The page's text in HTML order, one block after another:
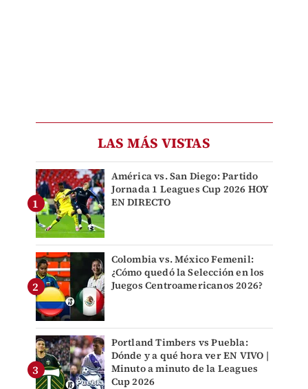
LAS MÁS VISTAS
América vs. San Diego: Partido
Jornada 1 Leagues Cup 2026 HOY
EN DIRECTO
Colombia vs. México Femenil:
¿Cómo quedó la Selección en los
Juegos Centroamericanos 2026?
Portland Timbers vs Puebla:
Dónde y a qué hora ver EN VIVO |
Minuto a minuto de la Leagues
Cup 2026